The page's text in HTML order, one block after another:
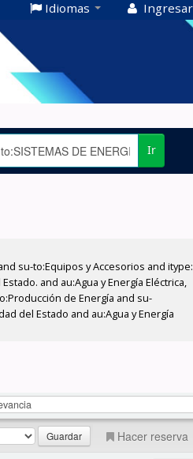
Idiomas
Ir
su-to:Equipos y Accesorios and
and au:Agua y Energía Eléctrica,
de Energía and su-
del Estado and au:Agua y Energía
Hacer reserva